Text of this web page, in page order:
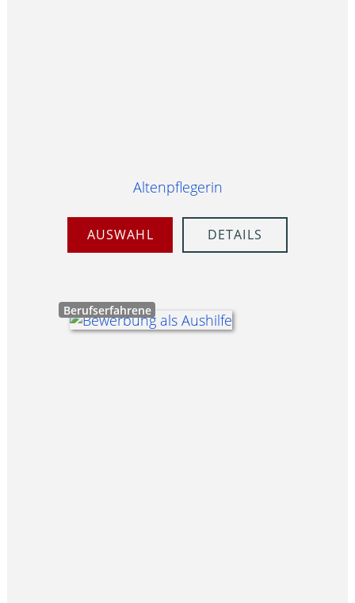
Altenpflegerin
AUSWAHL DETAILS
Berufserfahrene